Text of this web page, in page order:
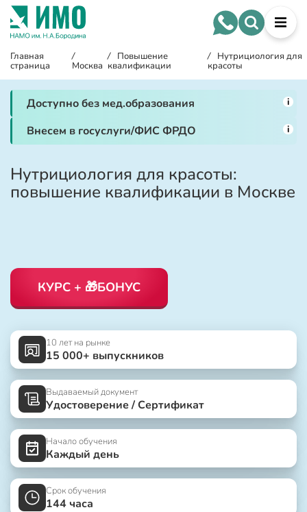
Главная
страница
/
Москва
/ Повышение
квалификации
/ Нутрициология для
красоты
Доступно без мед.образования i
Внесем в госуслуги/ФИС ФРДО i
Нутрициология для красоты:
повышение квалификации в Москве
КУРС + 🎁БОНУС
10 лет на рынке
15 000+ выпускников
Выдаваемый документ
Удостоверение / Сертификат
Начало обучения
Каждый день
Срок обучения
144 часа